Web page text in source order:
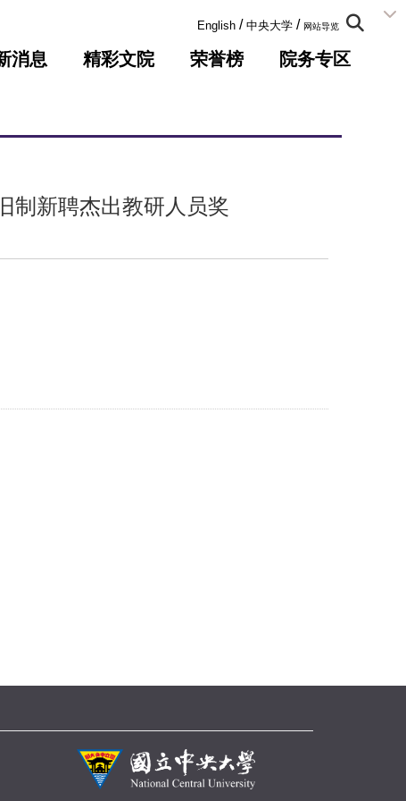
English / 中央大学 / 网站导览
消息 精彩文院 荣誉榜 院务专区
制新聘杰出教研人员奖